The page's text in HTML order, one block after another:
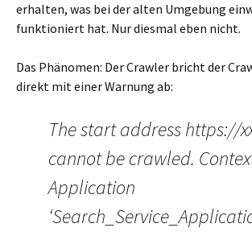
erhalten, was bei der alten Umgebung
funktioniert hat. Nur diesmal eben nicht.
Das Phänomen: Der Crawler bricht der
direkt mit einer Warnung ab:
The start address https://
cannot be crawled.
Application